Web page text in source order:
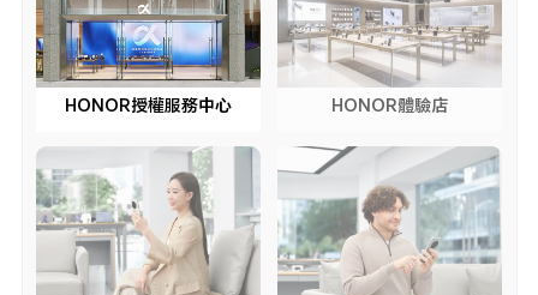
HONOR授權服務中心 HONOR體驗店